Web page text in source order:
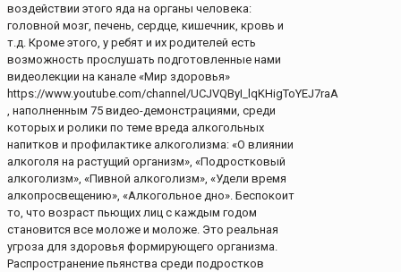
воздействии этого яда на органы человека:
головной мозг, печень, сердце, кишечник, кровь и
т.д. Кроме этого, у ребят и их родителей есть
возможность прослушать подготовленные нами
видеолекции на канале «Мир здоровья»
https://www.youtube.com/channel/UCJVQByI_lqKHigToYEJ7raA
, наполненным 75 видео-демонстрациями, среди
которых и ролики по теме вреда алкогольных
напитков и профилактике алкоголизма: «О влиянии
алкоголя на растущий организм», «Подростковый
алкоголизм», «Пивной алкоголизм», «Удели время
алкопросвещению», «Алкогольное дно». Беспокоит
то, что возраст пьющих лиц с каждым годом
становится все моложе и моложе. Это реальная
угроза для здоровья формирующего организма.
Распространение пьянства среди подростков